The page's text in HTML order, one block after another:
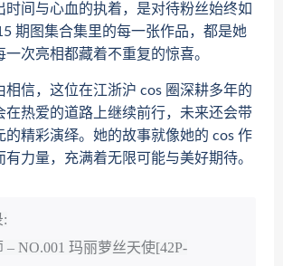
时间与心血的执着，是对待粉丝始终如
期图集合集里的每一张作品，都是她
次亮相都藏着不重复的惊喜。
信，这位在江浙沪 cos 圈深耕多年的
在热爱的道路上继续前行，未来还会带
的精彩演绎。她的故事就像她的 cos 作
有力量，充满着无限可能与美好期待。
:
– NO.001 玛丽萝丝天使[42P-